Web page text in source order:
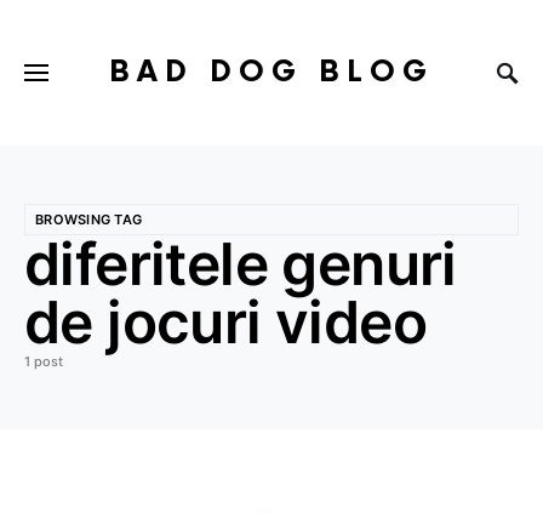
BAD DOG BLOG
BROWSING TAG
diferitele genuri
de jocuri video
1 post